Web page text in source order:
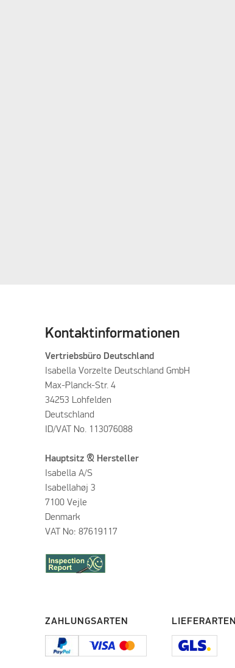
Kontaktinformationen
Vertriebsbüro Deutschland
Isabella Vorzelte Deutschland GmbH
Max-Planck-Str. 4
34253 Lohfelden
Deutschland
ID/VAT No. 113076088
Hauptsitz & Hersteller
Isabella A/S
Isabellahøj 3
7100 Vejle
Denmark
VAT No: 87619117
ZAHLUNGSARTEN LIEFERARTEN